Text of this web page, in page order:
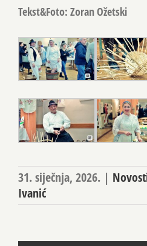
Tekst&Foto: Zoran Ožetski
31. siječnja, 2026. |
Ivanić